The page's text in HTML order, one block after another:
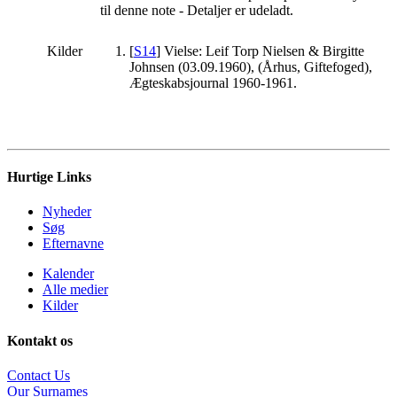
til denne note - Detaljer er udeladt.
Kilder [S14] Vielse: Leif Torp Nielsen & Birgitte
Johnsen (03.09.1960), (Århus, Giftefoged),
Ægteskabsjournal 1960-1961.
Hurtige Links
Nyheder
Søg
Efternavne
Kalender
Alle medier
Kilder
Kontakt os
Contact Us
Our Surnames